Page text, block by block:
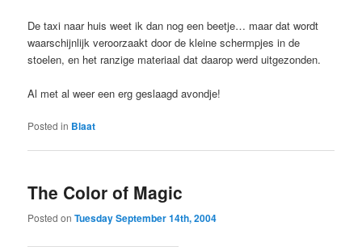
De taxi naar huis weet ik dan nog een beetje… maar dat wordt
waarschijnlijk veroorzaakt door de kleine schermpjes in de
stoelen, en het ranzige materiaal dat daarop werd uitgezonden.
Al met al weer een erg geslaagd avondje!
Posted in Blaat
The Color of Magic
Posted onTuesday September 14th, 2004